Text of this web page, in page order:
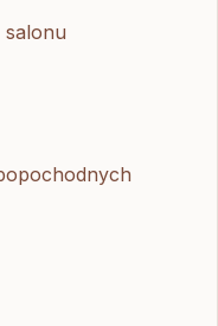
salonu